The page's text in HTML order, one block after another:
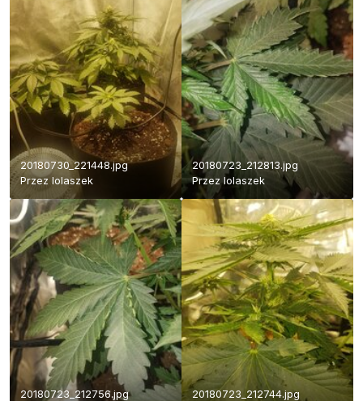
20180730_221448.jpg
Przezlolaszek
20180723_212813.jpg
Przezlolaszek
20180723_212756.jpg
20180723_212744.jpg